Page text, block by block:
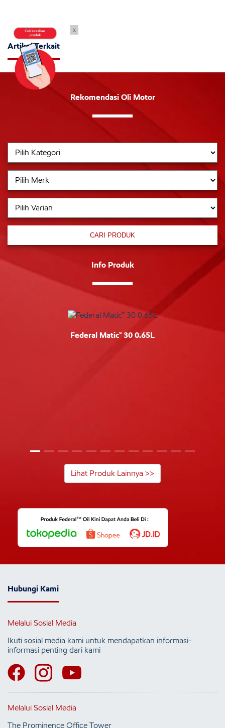
Artikel Terkait
Rekomendasi Oli Motor
CARI PRODUK
Info Produk
Federal Matic™ 30 0.65L
Lihat Produk Lainnya >>
Hubungi Kami
Melalui Sosial Media
Ikuti sosial media kami untuk mendapatkan informasi-
informasi penting dari kami
Melalui Sosial Media
The Prominence Office Tower
x